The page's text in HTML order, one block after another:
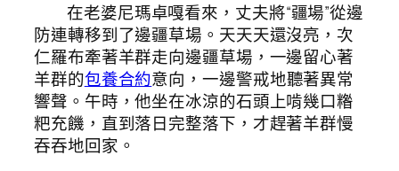
在老婆尼瑪卓嘎看來，丈夫將“疆場”從邊
防連轉移到了邊疆草場。天天天還沒亮，次
仁羅布牽著羊群走向邊疆草場，一邊留心著
羊群的包養合約意向，一邊警戒地聽著異常
響聲。午時，他坐在冰涼的石頭上啃幾口糌
粑充饑，直到落日完整落下，才趕著羊群慢
吞吞地回家。